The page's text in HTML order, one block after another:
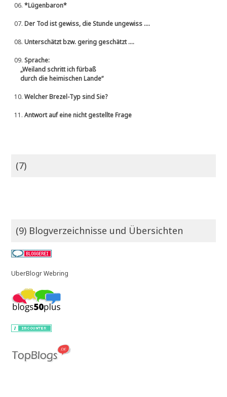
06.*Lügenbaron*
07.Der Tod ist gewiss, die Stunde ungewiss ....
08.Unterschätzt bzw. gering geschätzt ....
09.Sprache:
„Weiland schritt ich fürbaß
durch die heimischen Lande“
10.Welcher Brezel-Typ sind Sie?
11.Antwort auf eine nicht gestellte Frage
(7)
(9) Blogverzeichnisse und Übersichten
UberBlogr Webring